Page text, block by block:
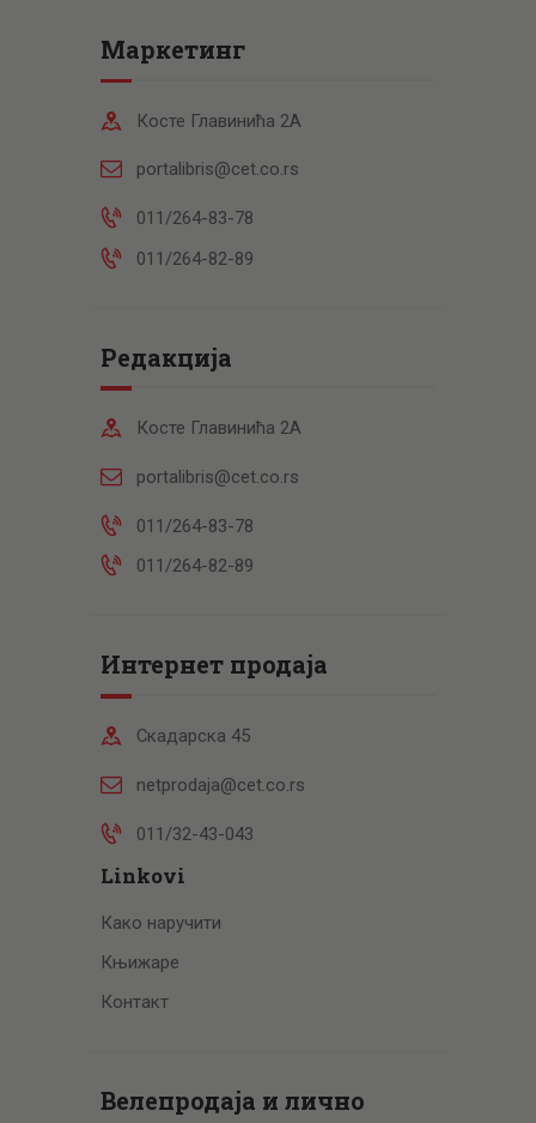
Маркетинг
Косте Главинића 2А
portalibris@cet.co.rs
011/264-83-78
011/264-82-89
Редакција
Косте Главинића 2А
portalibris@cet.co.rs
011/264-83-78
011/264-82-89
Интернет продаја
Скадарска 45
netprodaja@cet.co.rs
011/32-43-043
Linkovi
Како наручити
Књижаре
Контакт
Велепродаја и лично